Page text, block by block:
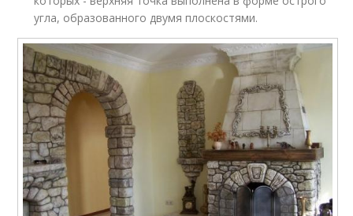
угла, образованного двумя плоскостями.